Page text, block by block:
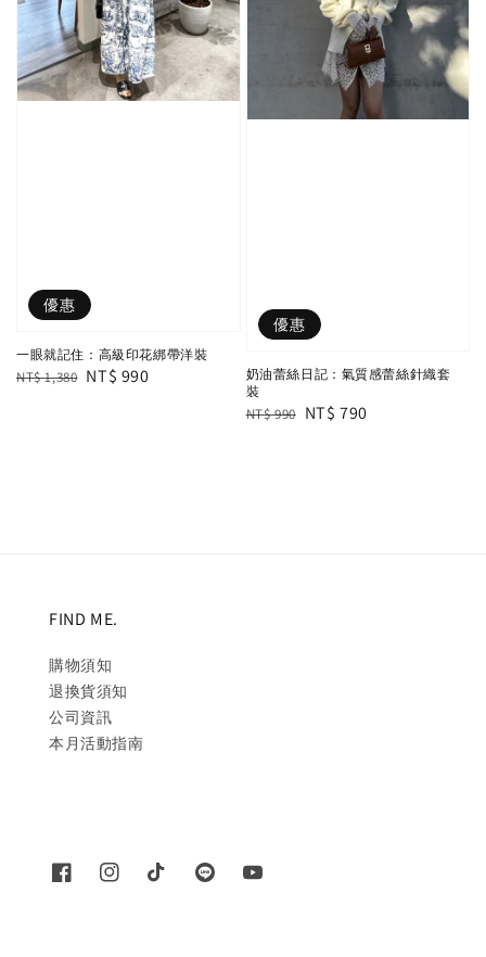
優惠
一眼就記住：高級印花綁帶洋裝
Regular
NT$ 1,380 Sale
NT$ 990
優惠
奶油蕾絲日記：氣質感蕾絲針織套
裝
Regular
NT$ 990 Sale
NT$ 790
FIND ME.
購物須知
退換貨須知
公司資訊
本月活動指南